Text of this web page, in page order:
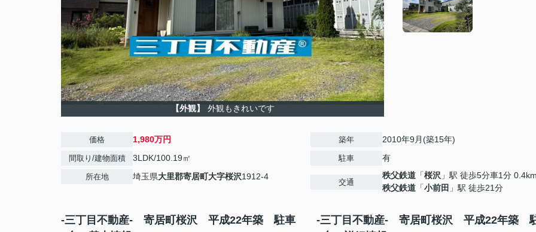
【外観】 外観もきれいです
価格 1,980万円
間取り/建物面積 3LDK/100.19㎡
所在地 埼玉県大里郡寄居町大字桜沢1912-4
築年 2010年9月(築15年)
駐車 有
交通
秩父鉄道 「桜沢 」駅 徒歩5分車1分
秩父鉄道 「小前田 」駅 徒歩21分
-三丁目不動産- 寄居町桜沢 平成22年築 駐車
-三丁目不動産- 寄居町桜沢 平成22年築